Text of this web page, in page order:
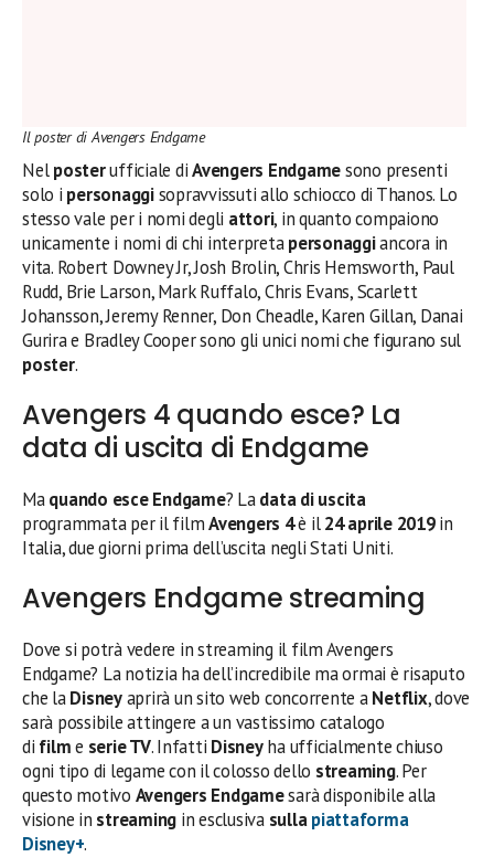
Il poster di Avengers Endgame
Nelposterufficiale diAvengers Endgamesono presenti
solo i personaggisopravvissuti allo schiocco di Thanos. Lo
stesso vale per i nomi degli attori, in quanto compaiono
unicamente i nomi di chi interpretapersonaggiancora in
vita. Robert Downey Jr, Josh Brolin, Chris Hemsworth, Paul
Rudd, Brie Larson, Mark Ruffalo, Chris Evans, Scarlett
Johansson, Jeremy Renner, Don Cheadle, Karen Gillan, Danai
Gurira e Bradley Cooper sono gli unici nomi che figurano sul
poster.
Avengers 4 quando esce? La
data di uscita di Endgame
Maquando esce Endgame? Ladata di uscita
programmata per il filmAvengers 4è il24 aprile 2019in
Italia, due giorni prima dell’uscita negli Stati Uniti.
Avengers Endgame streaming
Dove si potrà vedere in streaming il film Avengers
Endgame? La notizia ha dell’incredibile ma ormai è risaputo
che laDisneyaprirà un sito web concorrente aNetflix, dove
sarà possibile attingere a un vastissimo catalogo
di filme serie TV. Infatti Disneyha ufficialmente chiuso
ogni tipo di legame con il colosso dello streaming. Per
questo motivo Avengers Endgamesarà disponibile alla
visione in streaming in esclusivasullapiattaforma
Disney+.